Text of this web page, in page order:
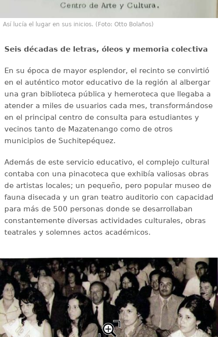
Así lucía el lugar en sus inicios. (Foto: Otto Bolaños)
Seis décadas de letras, óleos y memoria colectiva
En su época de mayor esplendor, el recinto se convirtió
en el auténtico motor educativo de la región al albergar
una gran biblioteca pública y hemeroteca que llegaba a
atender a miles de usuarios cada mes, transformándose
en el principal centro de consulta para estudiantes y
vecinos tanto de Mazatenango como de otros
municipios de Suchitepéquez.
Además de este servicio educativo, el complejo cultural
contaba con una pinacoteca que exhibía valiosas obras
de artistas locales; un pequeño, pero popular museo de
fauna disecada y un gran teatro auditorio con capacidad
para más de 500 personas donde se desarrollaban
constantemente diversas actividades culturales, obras
teatrales y solemnes actos académicos.